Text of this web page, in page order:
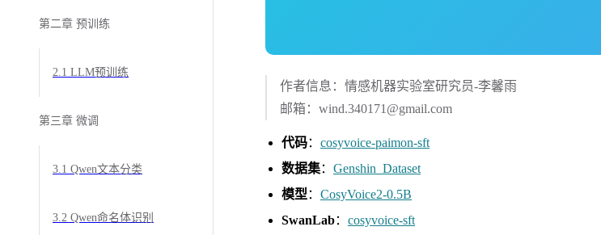
第二章 预训练
2.1 LLM预训练
第三章 微调
3.1 Qwen文本分类
3.2 Qwen命名体识别
作者信息：情感机器实验室研究员-李馨雨
邮箱：wind.340171@gmail.com
代码： cosyvoice-paimon-sft
数据集： Genshin_Dataset
模型 ： CosyVoice2-0.5B
SwanLab： cosyvoice-sft